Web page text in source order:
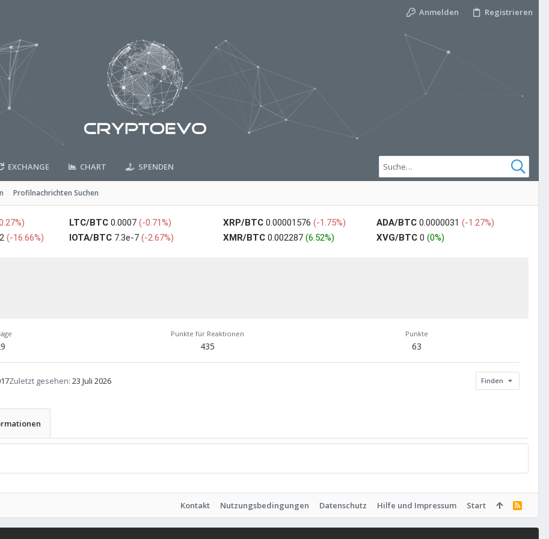
Anmelden Registrieren
EXCHANGE CHART SPENDEN
Profilnachrichten Suchen
LTC/BTC 0.0007(-0.71%) XRP/BTC 0.00001576 (-1.75%) ADA/BTC 0.0000031 (-1.27%)
(-16.66%) IOTA/BTC 7.3e-7(-2.67%) XMR/BTC 0.002287 (6.52%) XVG/BTC 0 (0%)
Punkte für Reaktionen
435
Punkte
63
Zuletzt gesehen 23 Juli 2026 Finden
Kontakt Nutzungsbedingungen Datenschutz Hilfe und Impressum Start
R